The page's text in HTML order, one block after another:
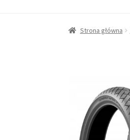
Strona główna